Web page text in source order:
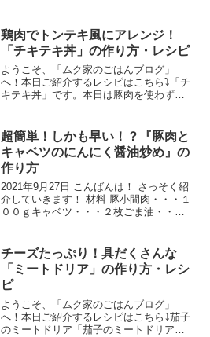
ても簡単です。さっそくレシピを紹介し
ていきます！材料【材料】豚小間...
鶏肉でトンテキ風にアレンジ！
「チキテキ丼」の作り方・レシピ
ようこそ、「ムク家のごはんブログ」
へ！本日ご紹介するレシピはこちら⤵「チ
キテキ丼」です。本日は豚肉を使わず
材料を使っており、非常にご飯の進む１
品となっております！さっそく...
超簡単！しかも早い！？『豚肉と
キャベツのにんにく醤油炒め』の
作り方
2021年9月27日 こんばんは！ さっそく紹
介していきます！ 材料 豚小間肉・・・１
００ｇキャベツ・・・２枚ごま油・・・
フライパンにごま油を入れて中火で熱
し、豚肉を炒
チーズたっぷり！具だくさんな
「ミートドリア」の作り方・レシ
ピ
ようこそ、「ムク家のごはんブログ」
へ！本日ご紹介するレシピはこちら⤵茄子
のミートドリア「茄子のミートドリア」